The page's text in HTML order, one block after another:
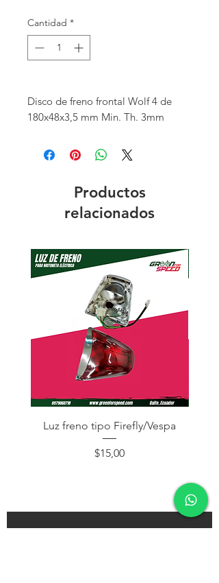
Cantidad *
Disco de freno frontal Wolf 4 de
180x48x3,5 mm Min. Th. 3mm
Productos
relacionados
Luz freno tipo Firefly/Vespa
Precio
$15,00